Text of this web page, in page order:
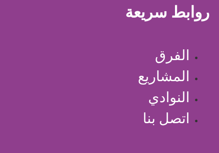
روابط سريعة
الفرق
المشاريع
النوادي
اتصل بنا